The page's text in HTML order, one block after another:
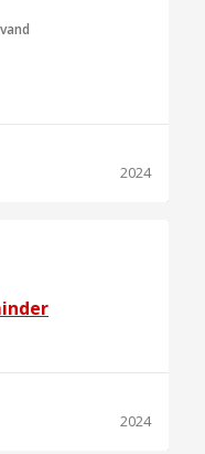
2024
2024